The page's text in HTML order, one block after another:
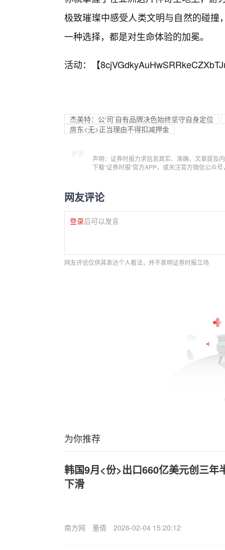
极致璀璨中感受人类文明与自然的碰
一种选择，都是对生命体验的加冕。
活动：【
杰美特：公‘司’自有品牌决色始终坚守自身定位
房东<无>正当理由不得扣减押金
声明：证券时报力求信息真实、准确，文章提及
下载“证券时报”官方APP，或关注官方微信公众
网友评论
登录后可以发言
网友评论仅供其表达个人看法，并不表明证券时报立场
为你推荐
韩国9月<份>出口660亿美元创三年
下滑
南方网 董倩 2026-02-04 15:20:12